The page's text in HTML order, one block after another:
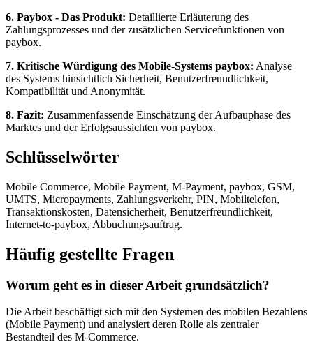
6. Paybox - Das Produkt: Detaillierte Erläuterung des
Zahlungsprozesses und der zusätzlichen Servicefunktionen von
paybox.
7. Kritische Würdigung des Mobile-Systems paybox: Analyse
des Systems hinsichtlich Sicherheit, Benutzerfreundlichkeit,
Kompatibilität und Anonymität.
8. Fazit: Zusammenfassende Einschätzung der Aufbauphase des
Marktes und der Erfolgsaussichten von paybox.
Schlüsselwörter
Mobile Commerce, Mobile Payment, M-Payment, paybox, GSM,
UMTS, Micropayments, Zahlungsverkehr, PIN, Mobiltelefon,
Transaktionskosten, Datensicherheit, Benutzerfreundlichkeit,
Internet-to-paybox, Abbuchungsauftrag.
Häufig gestellte Fragen
Worum geht es in dieser Arbeit grundsätzlich?
Die Arbeit beschäftigt sich mit den Systemen des mobilen Bezahlens
(Mobile Payment) und analysiert deren Rolle als zentraler
Bestandteil des M-Commerce.